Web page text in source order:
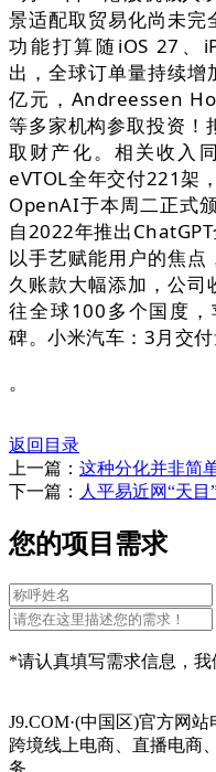
景适配取贸易化尚未完
功能打算随iOS 27、
出，全球订单量持续
亿元，Andreessen
等多家机构参取投资！
取财产化。相关收入
eVTOL全年交付221架
OpenAI于本周二正式
自2022年推出
以手艺赋能用户的焦
久账款大幅添加，公司
往全球100多个国度
碑。小米汽车：3月交
。
返回目录
上一篇： 这种分化并非简
下一篇： 人平易近网“天
您的项目需求
*请认真填写需求信息，我
J9.COM·(中国区)官方网
跨境线上电商、直播电商
务，